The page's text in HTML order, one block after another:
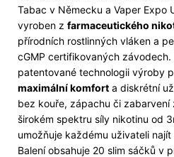
Tabac v Německu a Vaper Expo
vyroben z farmaceutického
přírodních rostlinných vláken a
cGMP certifikovaných
patentované technologii výroby
maximální komfort a diskrétní
bez kouře, zápachu či zabarvení
širokém spektru síly nikotinu od
umožňuje každému uživateli
Balení obsahuje 20 slim sáčků v